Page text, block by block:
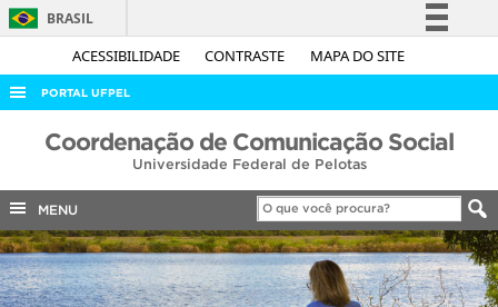
ACESSIBILIDADE CONTRASTE MAPA DO SITE
BRASIL
Simplifique!
Acesso à informação
Legislação
Canais
PORTAL UFPEL
ACESSO À INFORMAÇÃO
COBALTO
CONCURSOS
EDITAIS
Coordenação de Comunicação Social
Universidade Federal de Pelotas
MENU